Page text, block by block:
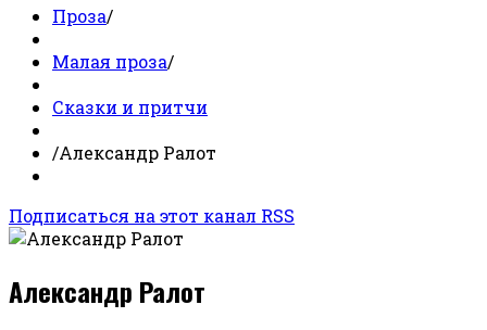
Проза/
Малая проза/
Сказки и притчи
/Александр Ралот
Подписаться на этот канал RSS
Александр Ралот